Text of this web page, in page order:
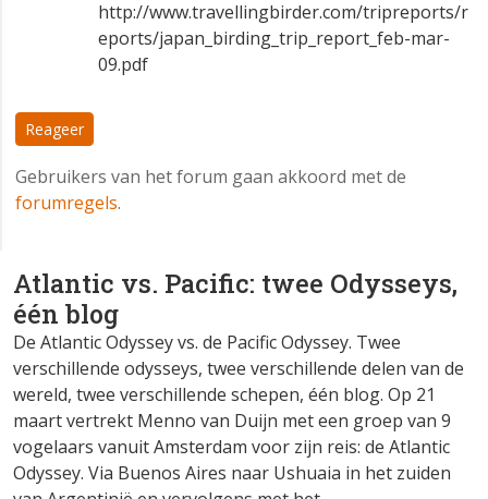
Atlantic vs. Pacific: twee Odysseys,
één blog
De Atlantic Odyssey vs. de Pacific Odyssey. Twee
verschillende odysseys, twee verschillende delen van de
wereld, twee verschillende schepen, één blog. Op 21
maart vertrekt Menno van Duijn met een groep van 9
vogelaars vanuit Amsterdam voor zijn reis: de Atlantic
Odyssey. Via Buenos Aires naar Ushuaia in het zuiden
http://www.travellingbirder.com/tripreports/r
eports/japan_birding_trip_report_feb-mar-
09.pdf
Reageer
Gebruikers van het forum gaan akkoord met de
forumregels.